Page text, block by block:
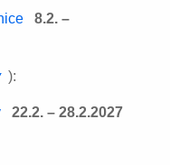
8.2. –
):
22.2. – 28.2.2027